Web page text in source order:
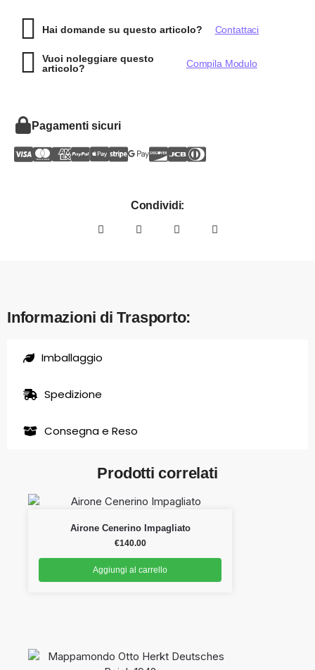
Hai domande su questo articolo? Contattaci
Vuoi noleggiare questo
articolo?
Compila Modulo
Pagamenti sicuri
Condividi:
Informazioni di Trasporto:
Imballaggio
Spedizione
Consegna e Reso
Prodotti correlati
Airone Cenerino Impagliato
€140.00
Aggiungi al carrello